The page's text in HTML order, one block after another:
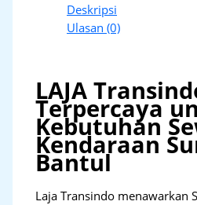
Deskripsi
Ulasan (0)
LAJA
Terpercaya
Kebutuhan
Kendaraan
Bantul
Laja Transindo menawarkan